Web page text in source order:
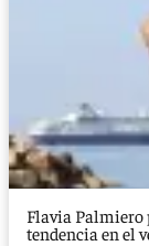
Flavia Palmiero
tendencia en el